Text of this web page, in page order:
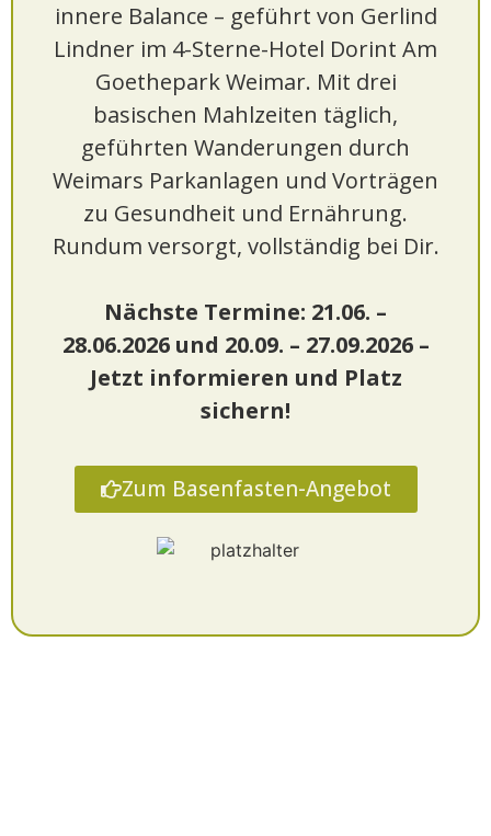
innere Balance – geführt von Gerlind
Lindner im 4-Sterne-Hotel Dorint Am
Goethepark Weimar. Mit drei
basischen Mahlzeiten täglich,
geführten Wanderungen durch
Weimars Parkanlagen und Vorträgen
zu Gesundheit und Ernährung.
Rundum versorgt, vollständig bei Dir.
Nächste Termine: 21.06. –
28.06.2026 und 20.09. – 27.09.2026 –
Jetzt informieren und Platz
sichern!
Zum Basenfasten-Angebot